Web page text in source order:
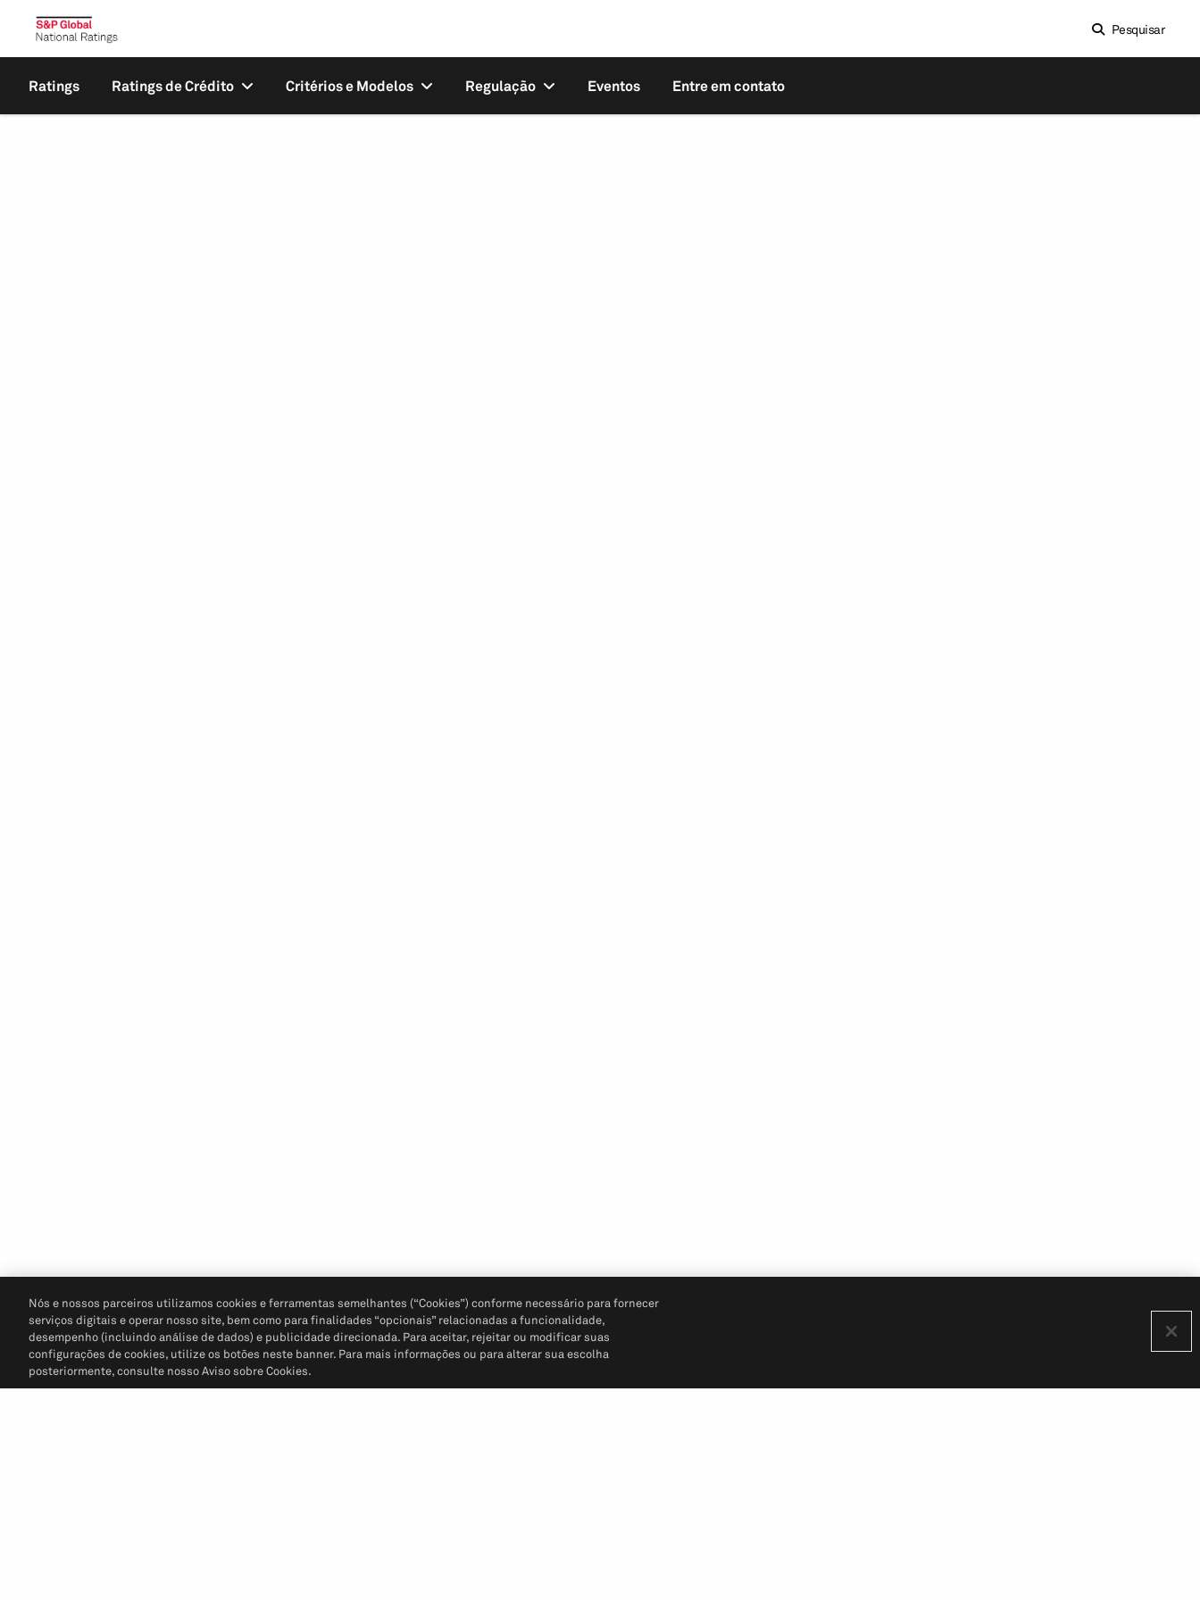
Pesquisar
Ratings Ratings de Crédito Critérios e Modelos Regulação Eventos Entre em contato
Nós e nossos parceiros utilizamos cookies e ferramentas semelhantes (“Cookies”) conforme necessário para fornecer
serviços digitais e operar nosso site, bem como para finalidades “opcionais” relacionadas a funcionalidade,
desempenho (incluindo análise de dados) e publicidade direcionada. Para aceitar, rejeitar ou modificar suas
configurações de cookies, utilize os botões neste banner. Para mais informações ou para alterar sua escolha
posteriormente, consulte nosso Aviso sobre Cookies.